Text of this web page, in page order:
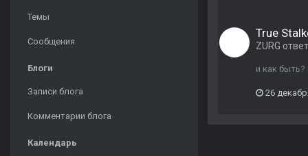
Темы
Сообщения
Блоги
Записи блога
Комментарии блога
Календарь
True
ZURG
и как
26